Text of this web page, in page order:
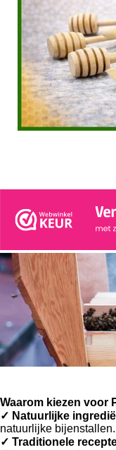
Waarom kiezen voor
✓ Natuurlijke
natuurlijke bijenstallen.
✓ Traditionele